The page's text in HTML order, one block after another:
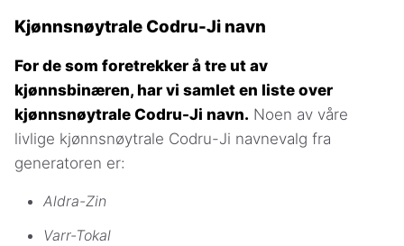
Kjønnsnøytrale Codru-Ji navn
For de som foretrekker å tre ut av
kjønnsbinæren, har vi samlet en liste over
kjønnsnøytrale Codru-Ji navn. Noen av våre
livlige kjønnsnøytrale Codru-Ji navnevalg fra
generatoren er:
Aldra-Zin
Varr-Tokal